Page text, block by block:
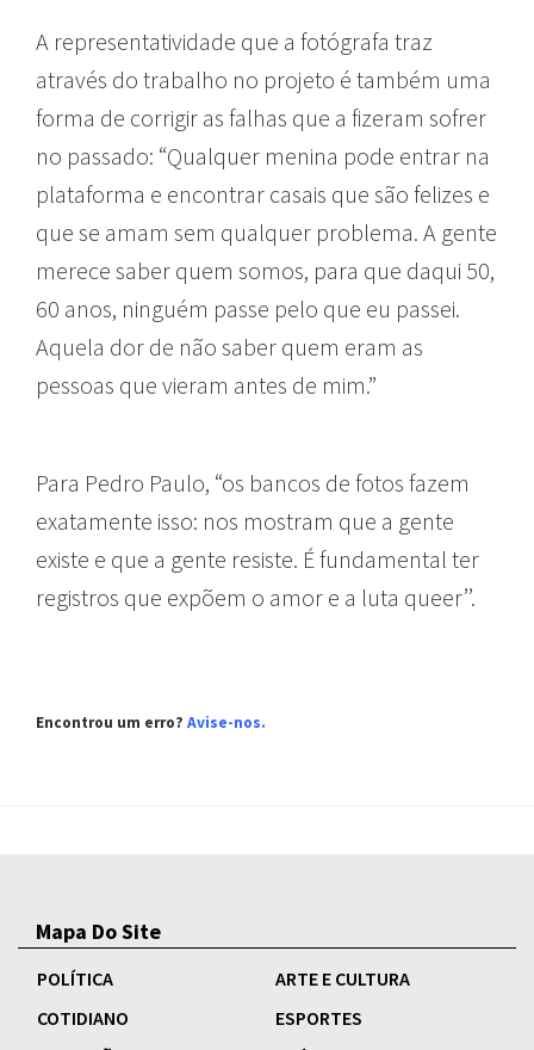
A representatividade que a fotógrafa traz
através do trabalho no projeto é também uma
forma de corrigir as falhas que a fizeram sofrer
no passado: “Qualquer menina pode entrar na
plataforma e encontrar casais que são felizes e
que se amam sem qualquer problema. A gente
merece saber quem somos, para que daqui 50,
60 anos, ninguém passe pelo que eu passei.
Aquela dor de não saber quem eram as
pessoas que vieram antes de mim.”
Para Pedro Paulo, “os bancos de fotos fazem
exatamente isso: nos mostram que a gente
existe e que a gente resiste. É fundamental ter
registros que expõem o amor e a luta queer’’.
Encontrou um erro? Avise-nos.
Mapa Do Site
POLÍTICA
ARTE E CULTURA
COTIDIANO
ESPORTES